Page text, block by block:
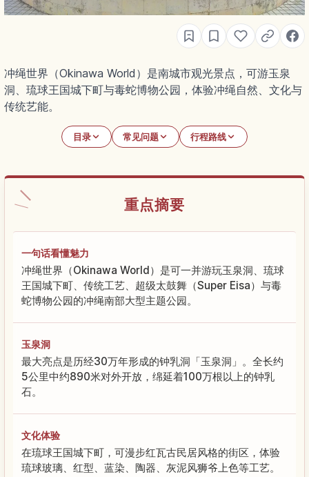
冲绳世界（Okinawa World）是南城市观光景点，可游玉泉
洞、琉球王国城下町与毒蛇博物公园，体验冲绳自然、文化与
传统艺能。
目录 常见问题 行程路线
重点摘要
一句话看懂魅力
冲绳世界（Okinawa World）是可一并游玩玉泉洞、琉球
王国城下町、传统工艺、超级太鼓舞（Super Eisa）与毒
蛇博物公园的冲绳南部大型主题公园。
玉泉洞
最大亮点是历经30万年形成的钟乳洞「玉泉洞」。全长约
5公里中约890米对外开放，绵延着100万根以上的钟乳
石。
文化体验
在琉球王国城下町，可漫步红瓦古民居风格的街区，体验
琉球玻璃、红型、蓝染、陶器、灰泥风狮爷上色等工艺。